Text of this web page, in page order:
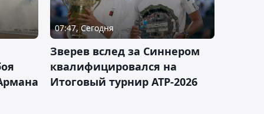
07:47, Сегодня
Зверев вслед за Синнером
квалифицировался на
Итоговый турнир ATP-2026